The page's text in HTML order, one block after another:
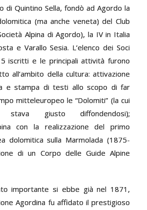
di Quintino Sella, fondò ad Agordo la
(ma anche veneta) del Club
Alpina di Agordo), la IV in Italia
e Varallo Sesia. L’elenco dei Soci
iscritti e le principali attività furono
all’ambito della cultura: attivazione
e stampa di testi allo scopo di far
mitteleuropeo le “Dolomiti” (la cui
stava giusto diffondendosi);
con la realizzazione del primo
dolomitica sulla Marmolada (1875-
di un Corpo delle Guide Alpine
importante si ebbe già nel 1871,
Agordina fu affidato il prestigioso